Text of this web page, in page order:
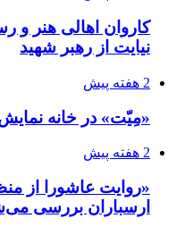
کاروان اهالی هنر و
نیایت از رهبر شهید
2 هفته پیش
«مِیّت» در خانه
2 هفته پیش
«روایت عاشورا از
ارسباران بررسی